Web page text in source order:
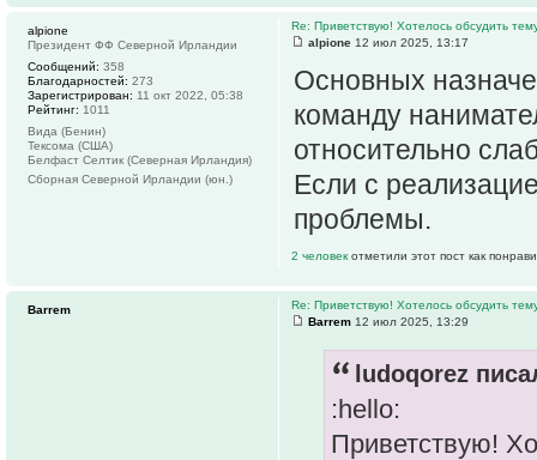
Re: Приветствую! Хотелось обсудить
alpione 12 июл 2025, 13:17
Основных
команду
относительно
Если с
проблемы.
2 человек отметили этот пост как
alpione
Президент ФФ Северной Ирландии
Сообщений: 358
Благодарностей: 273
Зарегистрирован: 11 окт 2022, 05:38
Рейтинг: 1011
Вида (Бенин)
Тексома (США)
Белфаст Селтик (Северная Ирландия)
Сборная Северной Ирландии (юн.)
Re: Приветствую! Хотелось обсудить
Barrem 12 июл 2025, 13:29
ludoqorez
:hello:
Приветствую!
Barrem